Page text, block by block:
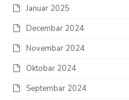
Januar 2025
Decembar 2024
Novembar 2024
Oktobar 2024
Septembar 2024